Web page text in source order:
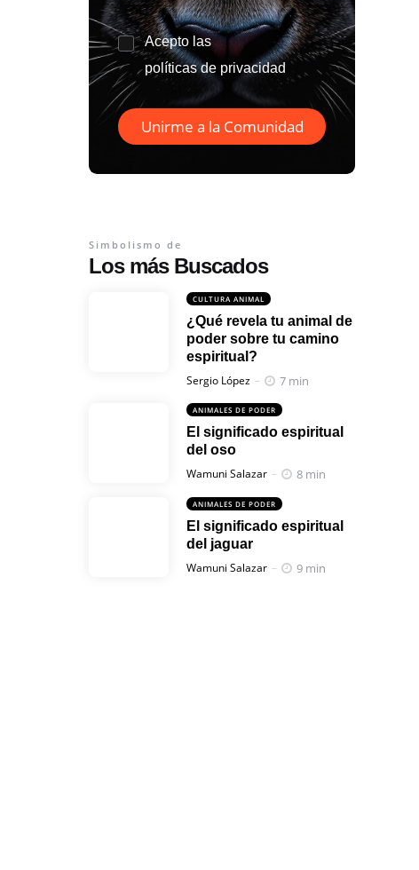
*
Acepto las
políticas de privacidad
Unirme a la Comunidad
Los más Buscados
Simbolismo de
CULTURA ANIMAL
¿Qué revela tu animal de
poder sobre tu camino
espiritual?
Posted
Sergio López 7 min
ANIMALES DE PODER
El significado espiritual
del oso
Posted
Wamuni Salazar 8 min
ANIMALES DE PODER
El significado espiritual
del jaguar
Posted
Wamuni Salazar 9 min